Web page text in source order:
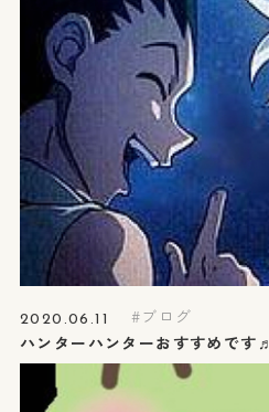
2020.06.11
ブログ
ハンターハンターおすすめです♬